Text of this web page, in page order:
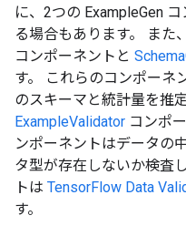
に、2つの ExampleGen
る場合もあります。 また
コンポーネントと
す。 これらのコンポーネ
のスキーマと統計量を推
ExampleValidator コンポ
ンポーネントはデータの
タ型が存在しないか検査
トは TensorFlow Data
す。